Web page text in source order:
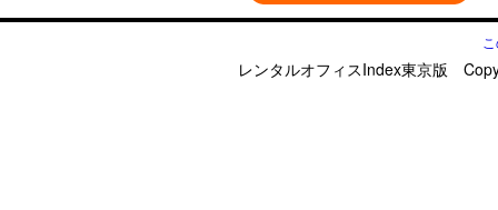
レンタルオフィスIndex東京版